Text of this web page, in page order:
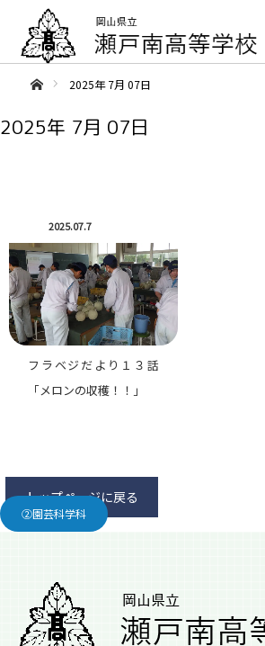
ああホーム2025年 7月 07日
2025年 7月 07日
2025.07.7
フラベジだより１３話
「メロンの収穫！！」
②園芸科学科
トップページに戻る